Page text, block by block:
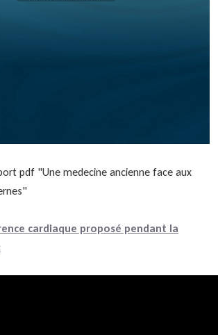
pdf "Une medecine ancienne face aux
cardiaque proposé pendant la